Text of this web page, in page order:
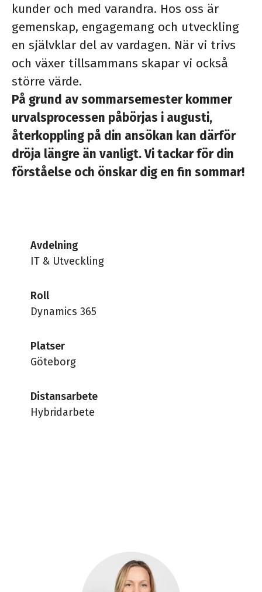
kunder och med varandra. Hos oss är
gemenskap, engagemang och utveckling
en självklar del av vardagen. När vi trivs
och växer tillsammans skapar vi också
större värde.
På grund av sommarsemester kommer
urvalsprocessen påbörjas i augusti,
återkoppling på din ansökan kan därför
dröja längre än vanligt. Vi tackar för din
förståelse och önskar dig en fin sommar!
Avdelning
IT & Utveckling
Roll
Dynamics 365
Platser
Göteborg
Distansarbete
Hybridarbete